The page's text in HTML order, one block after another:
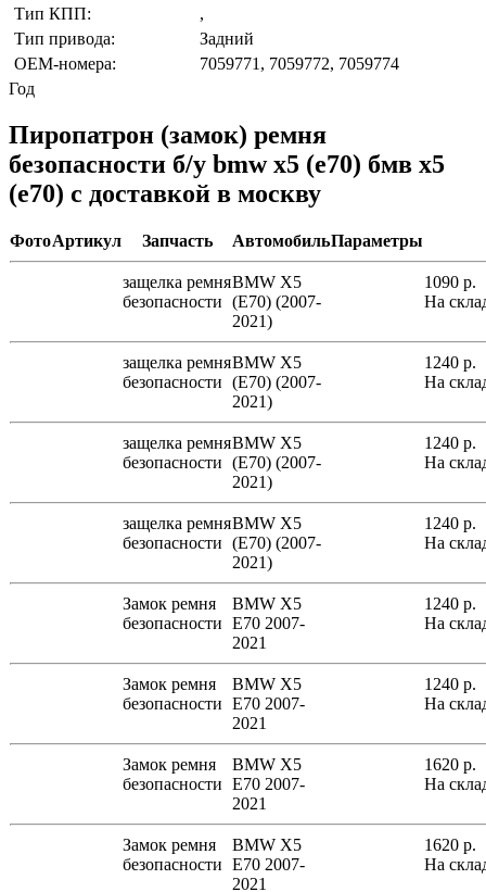
Тип КПП:
,
Тип привода:
Задний
OEM-номера:
7059771, 7059772, 7059774
Год
Пиропатрон (замок) ремня
безопасности б/у bmw x5 (e70) бмв х5
(е70) с доставкой в москву
ФотоАртикул Запчасть АвтомобильПараметры
защелка ремня
безопасности
BMW X5
(E70) (2007-
2021)
1090 р.
На
защелка ремня
безопасности
BMW X5
(E70) (2007-
2021)
1240 р.
На
защелка ремня
безопасности
BMW X5
(E70) (2007-
2021)
1240 р.
На
защелка ремня
безопасности
BMW X5
(E70) (2007-
2021)
1240 р.
На
Замок ремня
безопасности
BMW X5
E70 2007-
2021
1240 р.
На
Замок ремня
безопасности
BMW X5
E70 2007-
2021
1240 р.
На
Замок ремня
безопасности
BMW X5
E70 2007-
2021
1620 р.
На
Замок ремня
безопасности
BMW X5
E70 2007-
2021
1620 р.
На